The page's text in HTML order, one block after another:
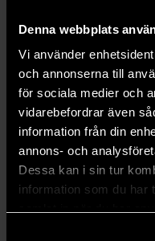
Denna webbplats
Vi använder
och annonserna till
för sociala medier och
vidarebefordrar även
information från din
annons- och
Dessa kan i sin tur
information som du har
Mike Richardson
480 kr